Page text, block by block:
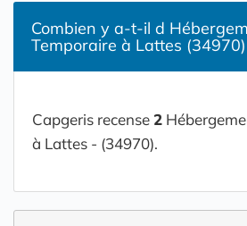
Combien y a-t-il d
Temporaire à Lattes
Capgeris recense2
à Lattes - (34970).